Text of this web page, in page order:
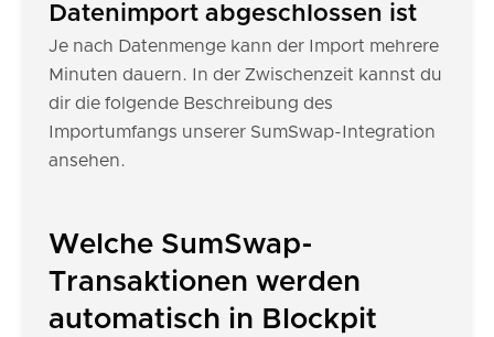
Datenimport abgeschlossen ist
Je nach Datenmenge kann der Import mehrere
Minuten dauern. In der Zwischenzeit kannst du
dir die folgende Beschreibung des
Importumfangs unserer SumSwap-Integration
ansehen.
Welche SumSwap-
Transaktionen werden
automatisch in Blockpit